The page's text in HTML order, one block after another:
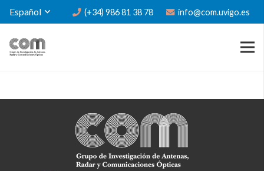
Español (+34) 986 81 38 78 info@com.uvigo.es